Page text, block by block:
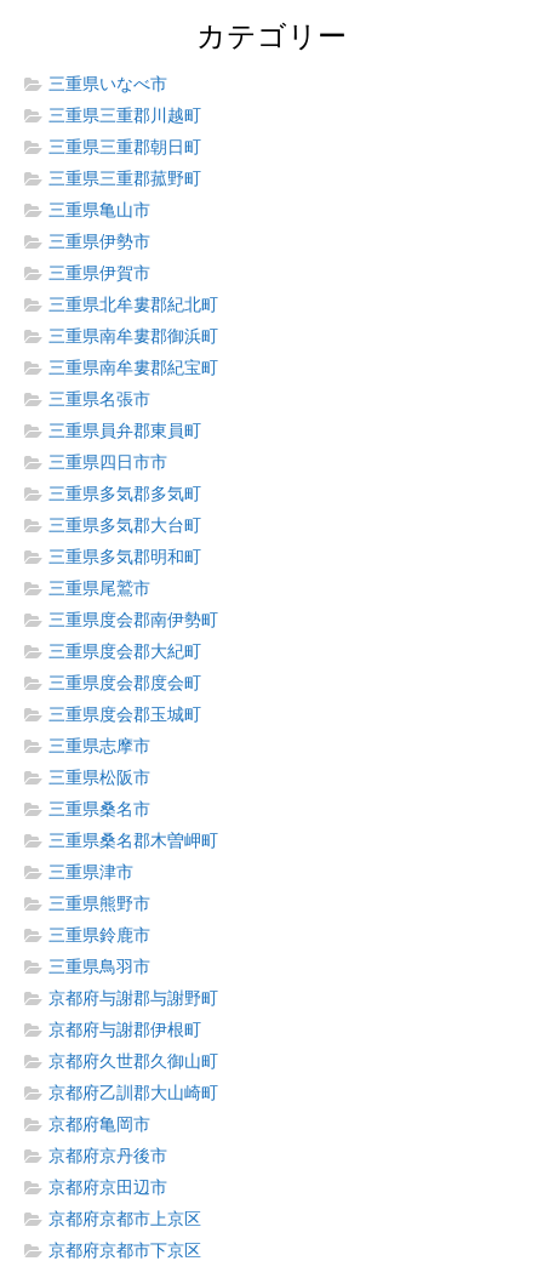
カテゴリー
三重県いなべ市
三重県三重郡川越町
三重県三重郡朝日町
三重県三重郡菰野町
三重県亀山市
三重県伊勢市
三重県伊賀市
三重県北牟婁郡紀北町
三重県南牟婁郡御浜町
三重県南牟婁郡紀宝町
三重県名張市
三重県員弁郡東員町
三重県四日市市
三重県多気郡多気町
三重県多気郡大台町
三重県多気郡明和町
三重県尾鷲市
三重県度会郡南伊勢町
三重県度会郡大紀町
三重県度会郡度会町
三重県度会郡玉城町
三重県志摩市
三重県松阪市
三重県桑名市
三重県桑名郡木曽岬町
三重県津市
三重県熊野市
三重県鈴鹿市
三重県鳥羽市
京都府与謝郡与謝野町
京都府与謝郡伊根町
京都府久世郡久御山町
京都府乙訓郡大山崎町
京都府亀岡市
京都府京丹後市
京都府京田辺市
京都府京都市上京区
京都府京都市下京区